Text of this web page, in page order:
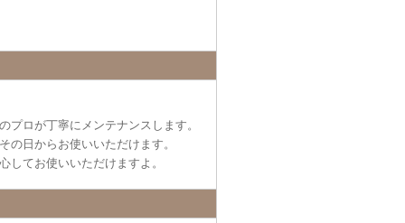
ロが丁寧にメンテナンスします。
の日からお使いいただけます。
してお使いいただけますよ。